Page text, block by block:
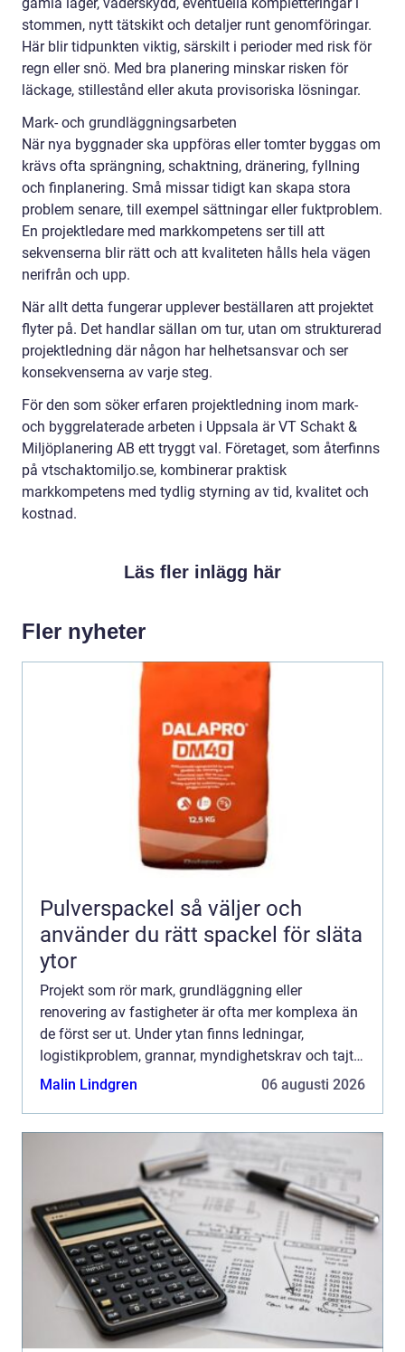
stommen, nytt tätskikt och detaljer runt genomföringar.
Här blir tidpunkten viktig, särskilt i perioder med risk för
regn eller snö. Med bra planering minskar risken för
läckage, stillestånd eller akuta provisoriska lösningar.
Mark- och grundläggningsarbeten
När nya byggnader ska uppföras eller tomter byggas om
krävs ofta sprängning, schaktning, dränering, fyllning
och finplanering. Små missar tidigt kan skapa stora
problem senare, till exempel sättningar eller fuktproblem.
En projektledare med markkompetens ser till att
sekvenserna blir rätt och att kvaliteten hålls hela vägen
nerifrån och upp.
När allt detta fungerar upplever beställaren att projektet
flyter på. Det handlar sällan om tur, utan om strukturerad
projektledning där någon har helhetsansvar och ser
konsekvenserna av varje steg.
För den som söker erfaren projektledning inom mark-
och byggrelaterade arbeten i Uppsala är VT Schakt &
Miljöplanering AB ett tryggt val. Företaget, som återfinns
på vtschaktomiljo.se, kombinerar praktisk
markkompetens med tydlig styrning av tid, kvalitet och
kostnad.
Läs fler inlägg här
Fler nyheter
Pulverspackel så väljer och
använder du rätt spackel för släta
ytor
Projekt som rör mark, grundläggning eller
renovering av fastigheter är ofta mer komplexa än
de först ser ut. Under ytan finns ledningar,
logistikproblem, grannar, myndighetskrav och tajta
tidsramar. När allt ska ske samtidigt behövs tydlig
Malin Lindgren 06 augusti 2026